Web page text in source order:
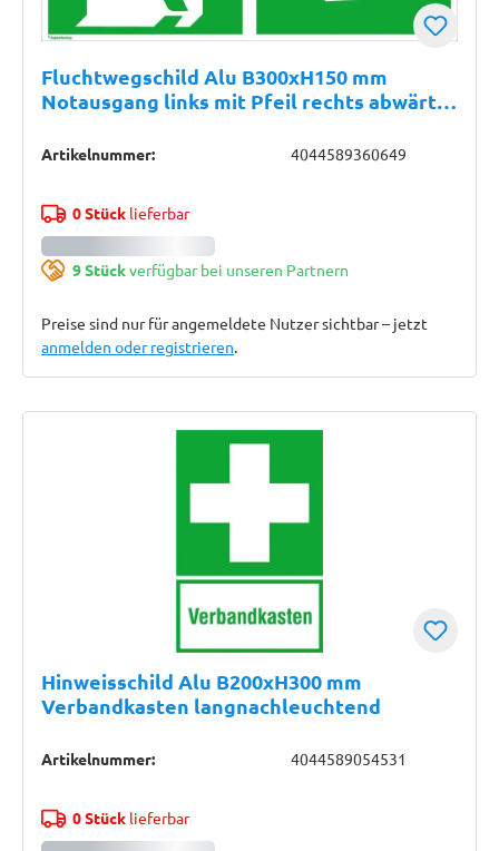
Fluchtwegschild Alu B300xH150 mm
Notausgang links mit Pfeil rechts abwärts
Artikelnummer: 4044589360649
0 Stücklieferbar
9 Stückverfügbar bei unseren Partnern
Preise sind nur für angemeldete Nutzer sichtbar – jetzt
anmelden oder registrieren.
Hinweisschild Alu B200xH300 mm
Verbandkasten langnachleuchtend
Artikelnummer: 4044589054531
0 Stücklieferbar